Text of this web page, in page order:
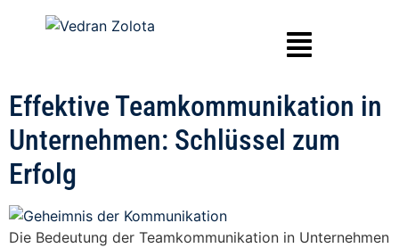
Effektive Teamkommunikation in
Unternehmen: Schlüssel zum
Erfolg
Die Bedeutung der Teamkommunikation in Unternehmen